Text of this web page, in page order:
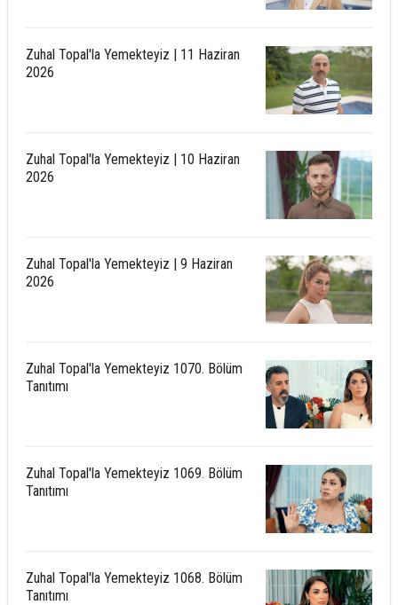
Zuhal Topal'la Yemekteyiz | 11 Haziran
2026
Zuhal Topal'la Yemekteyiz | 10 Haziran
2026
Zuhal Topal'la Yemekteyiz | 9 Haziran
2026
Zuhal Topal'la Yemekteyiz 1070. Bölüm
Tanıtımı
Zuhal Topal'la Yemekteyiz 1069. Bölüm
Tanıtımı
Zuhal Topal'la Yemekteyiz 1068. Bölüm
Tanıtımı